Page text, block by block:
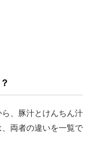
、豚汁とけんちん汁
両者の違いを一覧で